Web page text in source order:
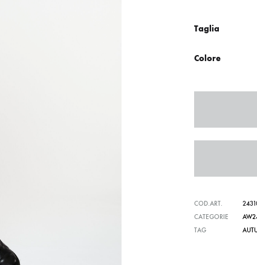
Taglia
Colore
COD.ART.
CATEGORIE
TAG